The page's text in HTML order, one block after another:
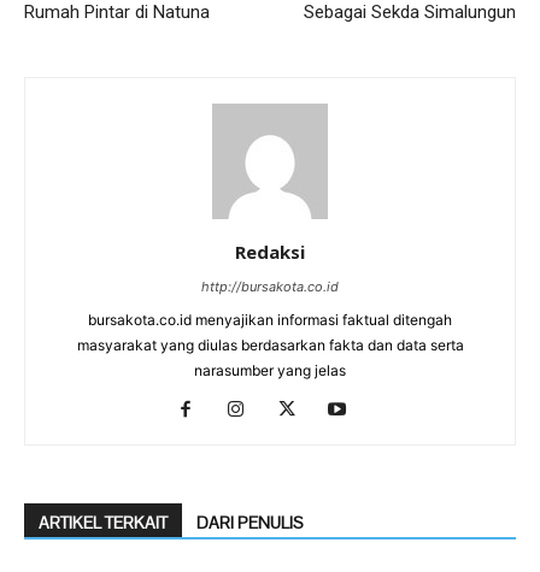
Rumah Pintar di Natuna
Sebagai Sekda Simalungun
Redaksi
http://bursakota.co.id
bursakota.co.id menyajikan informasi faktual ditengah
masyarakat yang diulas berdasarkan fakta dan data serta
narasumber yang jelas
ARTIKEL TERKAIT DARI PENULIS